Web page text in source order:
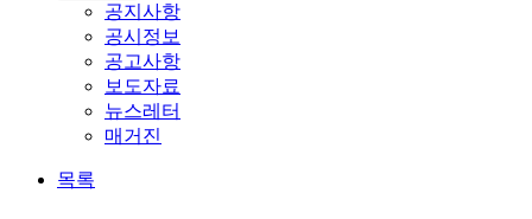
공지사항
공시정보
공고사항
보도자료
뉴스레터
매거진
목록